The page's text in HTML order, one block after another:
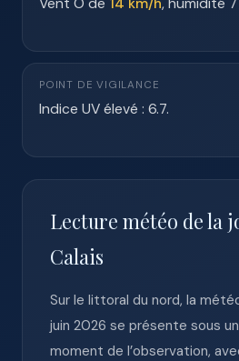
POINT DE VIGILANCE
Indice UV élevé : 6.7.
Lecture météo de la
Calais
Sur le littoral du nord, la
juin 2026 se présente sous
moment de l’observation,